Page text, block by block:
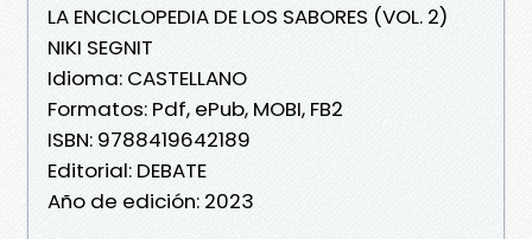
LA ENCICLOPEDIA DE LOS SABORES (VOL. 2)
NIKI SEGNIT
Idioma: CASTELLANO
Formatos: Pdf, ePub, MOBI, FB2
ISBN: 9788419642189
Editorial: DEBATE
Año de edición: 2023